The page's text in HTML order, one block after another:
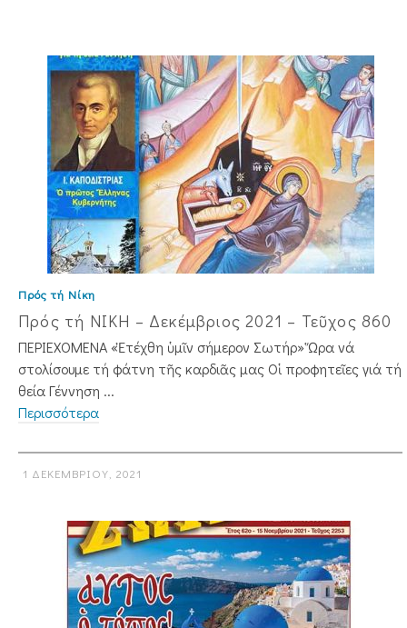
Πρός τή Νίκη
Πρός τή ΝΙΚΗ – Δεκέμβριος 2021 – Τεῦχος 860
ΠΕΡΙΕΧΟΜΕΝΑ «Ἐτέχθη ὑμῖν σήμερον Σωτήρ» Ὥρα νά
στολίσουμε τή φάτνη τῆς καρδιᾶς μας Οἱ προφητεῖες γιά τή
θεία Γέννηση ...
Περισσότερα
1 ΔΕΚΕΜΒΡΊΟΥ, 2021